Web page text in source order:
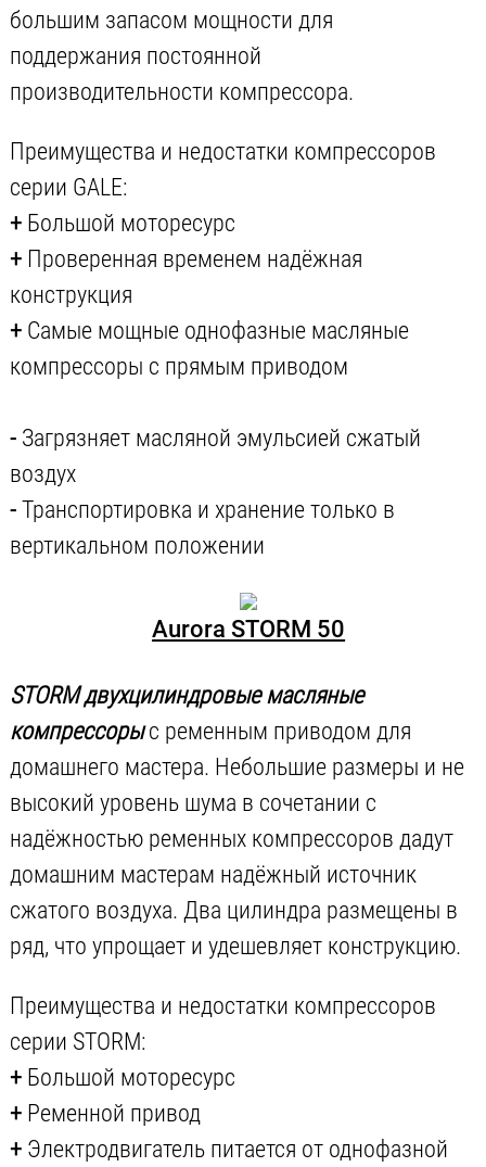
большим запасом мощности для
поддержания постоянной
производительности компрессора.
Преимущества и недостатки компрессоров
серии GALE:
+Большой моторесурс
+Проверенная временем надёжная
конструкция
+Самые мощные однофазные масляные
компрессоры с прямым приводом
-Загрязняет масляной эмульсией сжатый
воздух
-Транспортировка и хранение только в
вертикальном положении
Aurora STORM 50
STORM двухцилиндровые масляные
компрессорыс ременным приводом для
домашнего мастера. Небольшие размеры и не
высокий уровень шума в сочетании с
надёжностью ременных компрессоров дадут
домашним мастерам надёжный источник
сжатого воздуха. Два цилиндра размещены в
ряд, что упрощает и удешевляет конструкцию.
Преимущества и недостатки компрессоров
серии STORM:
+Большой моторесурс
+Ременной привод
+Электродвигатель питается от однофазной